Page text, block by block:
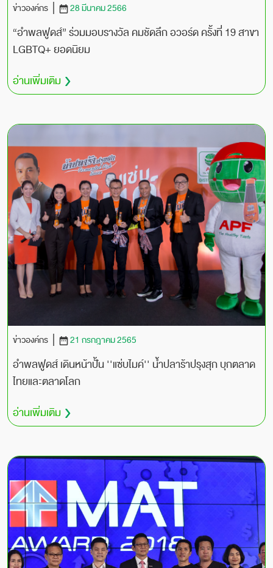
ข่าวองค์กร 28 มีนาคม 2566
“อำพลฟูดส์” ร่วมมอบรางวัล คมชัดลึก อวอร์ด ครั้งที่ 19 สาขา
LGBTQ+ ยอดนิยม
อ่านเพิ่มเติม
ข่าวองค์กร 21 กรกฎาคม 2565
อำพลฟูดส์ เดินหน้าปั้น ''แซ่บไมค์'' น้ำปลาร้าปรุงสุก บุกตลาด
ไทยและตลาดโลก
อ่านเพิ่มเติม